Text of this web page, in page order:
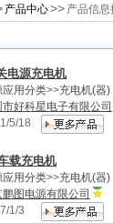
产品中心>> 产品信息
电源充电机
应用分类>>充电机(器)
市好科星电子有限公司
5/18
载充电机
应用分类>>充电机(器)
鹏图电源有限公司
1/3